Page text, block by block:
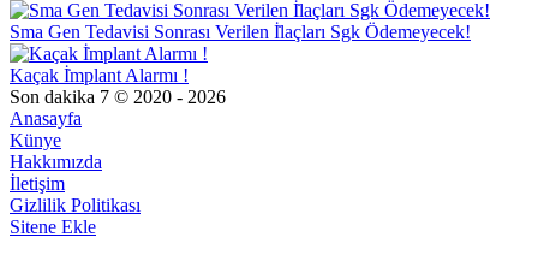
Sma Gen Tedavisi Sonrası Verilen İ̇laçları Sgk Ödemeyecek!
Kaçak İ̇mplant Alarmı !
Son dakika 7 © 2020 - 2026
Anasayfa
Künye
Hakkımızda
İletişim
Gizlilik Politikası
Sitene Ekle